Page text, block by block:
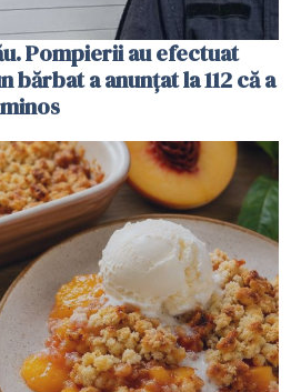
Pompierii au efectuat
bărbat a anunțat la 112 că a